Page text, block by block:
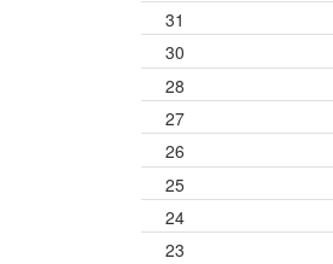
31
30
28
27
26
25
24
23